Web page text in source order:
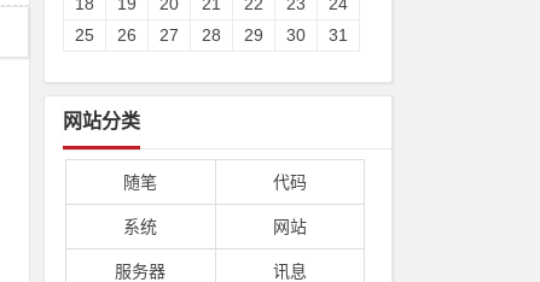
25
26 27 28 29 30 31
网站分类
随笔 代码
系统 网站
服务器 讯息